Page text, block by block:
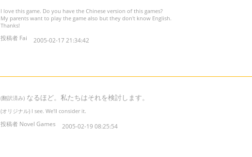
I love this game. Do you have the Chinese version of this games?
My parents want to play the game also but they don't know English.
Thanks!
投稿者 Fai 2005-02-17 21:34:42
(翻訳済み) なるほど。私たちはそれを検討します。
(オリジナル) I see. We'll consider it.
投稿者 Novel Games 2005-02-19 08:25:54